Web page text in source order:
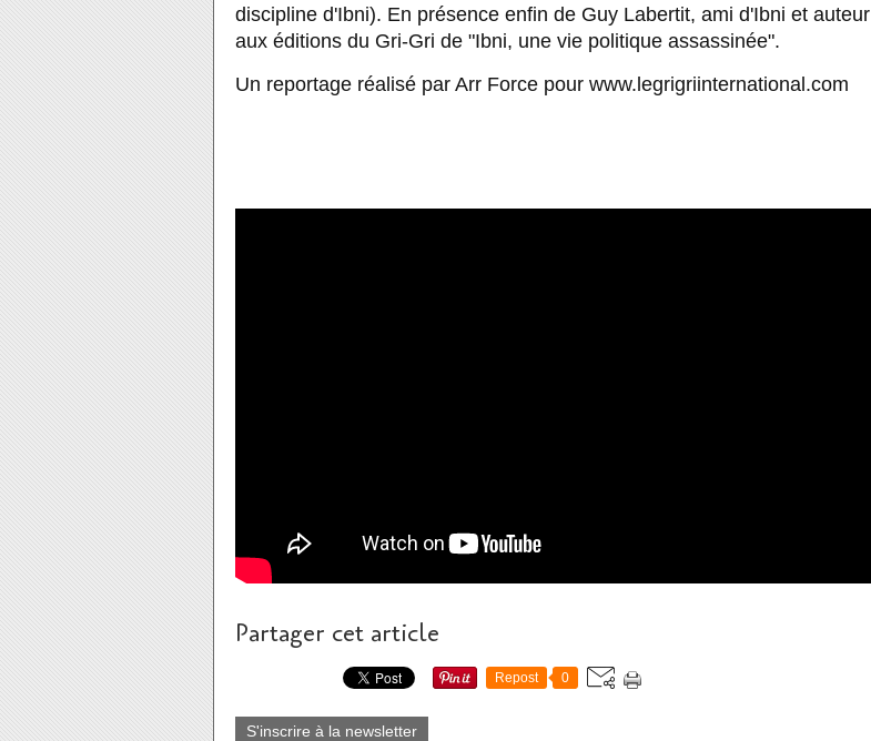
discipline d'Ibni). En présence enfin de Guy Labertit, ami d'Ibni et auteur
aux éditions du Gri-Gri de "Ibni, une vie politique assassinée".
Un reportage réalisé par Arr Force pour www.legrigriinternational.com
Partager cet article
Repost 0
S'inscrire à la newsletter